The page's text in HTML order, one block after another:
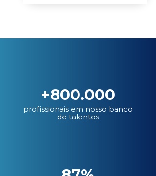
+800.000
profissionais em nosso banco
de talentos